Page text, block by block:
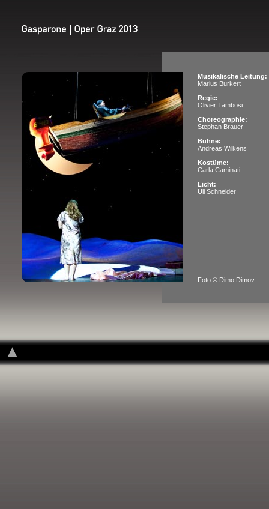
Musikalische Leitung:
Marius Burkert
Regie:
Olivier Tambosi
Choreographie:
Stephan Brauer
Bühne:
Andreas Wilkens
Kostüme:
Carla Caminati
Licht:
Uli Schneider
Foto © Dimo Dimov